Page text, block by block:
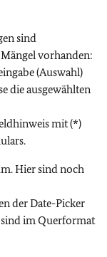
sind
vorhanden:
(Auswahl)
die ausgewählten
mit (*)
Hier sind noch
der Date-Picker
sind im Querformat